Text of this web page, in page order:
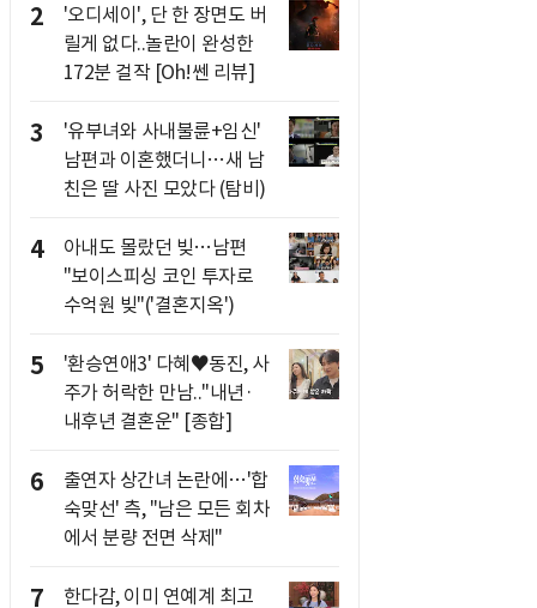
2
'오디세이', 단 한 장면도 버
릴게 없다..놀란이 완성한
172분 걸작 [Oh!쎈 리뷰]
3
'유부녀와 사내불륜+임신'
남편과 이혼했더니…새 남
친은 딸 사진 모았다 (탐비)
4
아내도 몰랐던 빚…남편
"보이스피싱 코인 투자로
수억원 빚"('결혼지옥')
5
'환승연애3' 다혜♥동진, 사
주가 허락한 만남.."내년·
내후년 결혼운" [종합]
6
출연자 상간녀 논란에…'합
숙맞선' 측, "남은 모든 회차
에서 분량 전면 삭제"
7 한다감, 이미 연예계 최고